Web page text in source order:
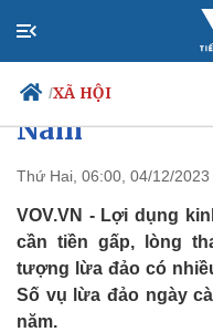
/XÃ HỘI
Chính trị
Đảng
Tổ chức nhân sự
Quốc hội
Nhận diện sự thật
Cảnh báo
đảo trực
Nam
Thứ Hai, 06:00, 04/12/2023
VOV.VN - Lợi dụng
cần tiền gấp, lòng
tượng lừa đảo có
Số vụ lừa đảo ngày
năm.